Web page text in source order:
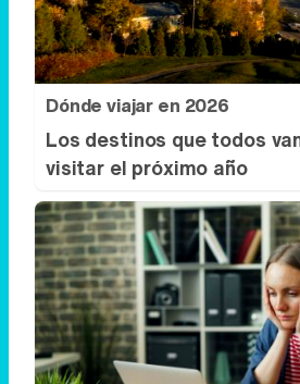
Dónde viajar en 2026
Los destinos que todos
visitar el próximo año